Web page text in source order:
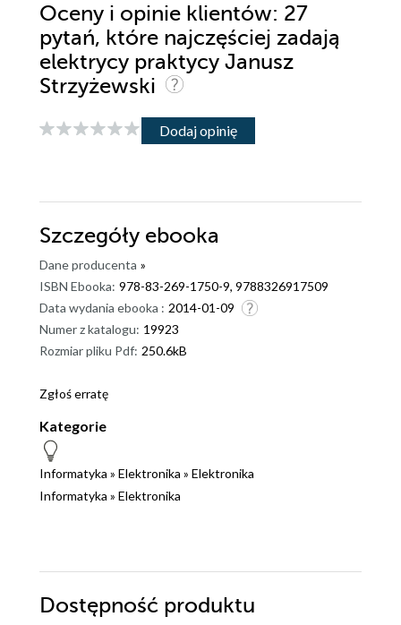
Oceny i opinie klientów: 27
pytań, które najczęściej zadają
elektrycy praktycy Janusz
Strzyżewski
Dodaj opinię
Szczegóły ebooka
Dane producenta »
ISBN Ebooka: 978-83-269-1750-9, 9788326917509
Data wydania ebooka : 2014-01-09
Numer z katalogu: 19923
Rozmiar pliku Pdf: 250.6kB
Zgłoś erratę
Kategorie
Informatyka » Elektronika » Elektronika
Informatyka » Elektronika
Dostępność produktu